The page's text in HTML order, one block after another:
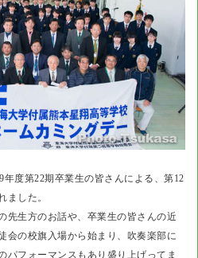
年度第22期卒業生の皆さんによる、第12
ました。
先生方のお話や、卒業生の皆さんの近
会の校旗入場から始まり、吹奏楽部に
パフォーマンスもあり盛り上げってま